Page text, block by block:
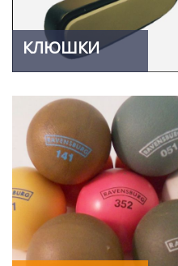
КЛЮШКИ